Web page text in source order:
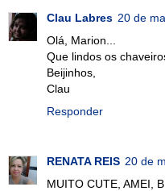
Clau Labres 20 de
Olá, Marion...
Que lindos os
Beijinhos,
Clau
Responder
RENATA REIS 20 de
MUITO CUTE, AMEI,